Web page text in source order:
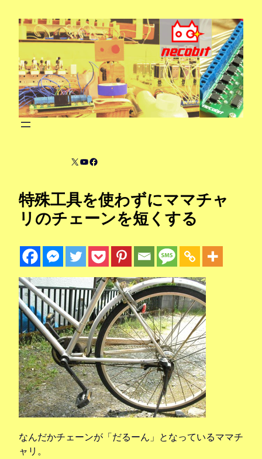
X YouTube
Facebook
特殊工具を使わずにママチャ
リのチェーンを短くする
なんだかチェーンが「だるーん」となっているママチ
ャリ。